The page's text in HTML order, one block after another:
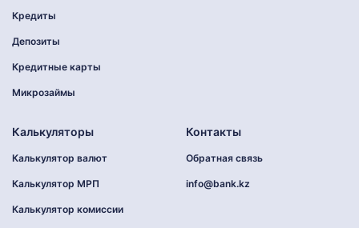
Кредиты
Депозиты
Кредитные карты
Микрозаймы
Калькуляторы
Калькулятор валют
Калькулятор МРП
Калькулятор комиссии
Контакты
Обратная связь
info@bank.kz